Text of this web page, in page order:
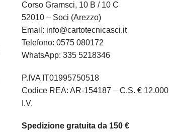
Corso Gramsci, 10 B / 10 C
52010 – Soci (Arezzo)
Email: info@cartotecnicasci.it
Telefono: 0575 080172
WhatsApp: 335 5218346
P.IVA IT01995750518
Codice REA: AR-154187 – C.S. € 12.000
I.V.
Spedizione gratuita da 150 €